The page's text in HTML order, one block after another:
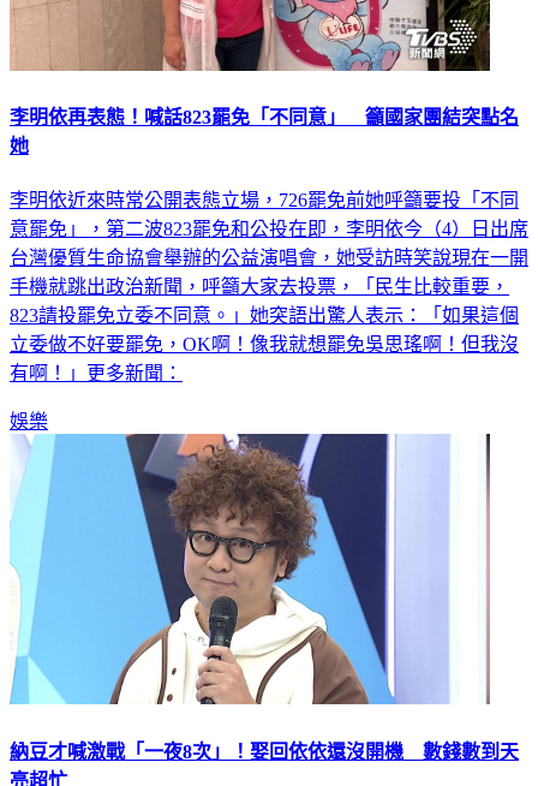
李明依再表態！喊話823罷免「不同意」 籲國家團結突點名
她
李明依近來時常公開表態立場，726罷免前她呼籲要投「不同
意罷免」，第二波823罷免和公投在即，李明依今（4）日出席
台灣優質生命協會舉辦的公益演唱會，她受訪時笑說現在一開
手機就跳出政治新聞，呼籲大家去投票，「民生比較重要，
823請投罷免立委不同意。」她突語出驚人表示：「如果這個
立委做不好要罷免，OK啊！像我就想罷免吳思瑤啊！但我沒
有啊！」更多新聞：
娛樂
納豆才喊激戰「一夜8次」！娶回依依還沒開機 數錢數到天
亮超忙